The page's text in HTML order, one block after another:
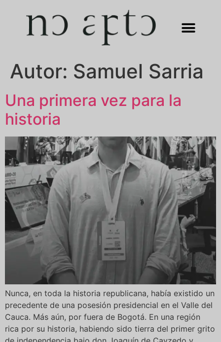
Autor: Samuel Sarria
Una primera vez para la
historia
Nunca, en toda la historia republicana, había existido un
precedente de una posesión presidencial en el Valle del
Cauca. Más aún, por fuera de Bogotá. En una región
rica por su historia, habiendo sido tierra del primer grito